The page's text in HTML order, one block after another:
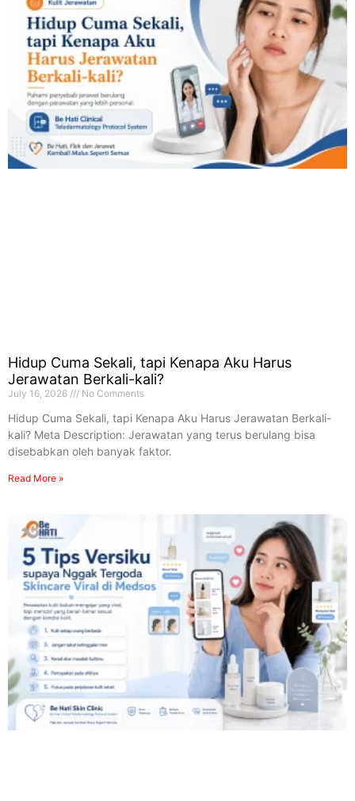
Hidup Cuma Sekali, tapi Kenapa Aku Harus
Jerawatan Berkali-kali?
July 16, 2026 No Comments
Hidup Cuma Sekali, tapi Kenapa Aku Harus Jerawatan Berkali-
kali? Meta Description: Jerawatan yang terus berulang bisa
disebabkan oleh banyak faktor.
Read More »